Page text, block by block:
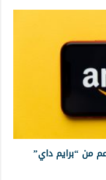
من “برايم داي”